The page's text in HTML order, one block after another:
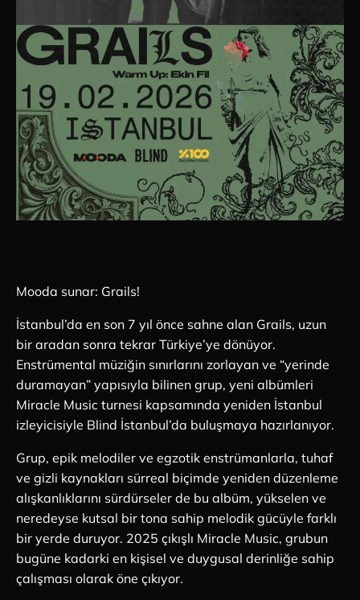
Mooda sunar: Grails!
İstanbul’da en son 7 yıl önce sahne alan Grails, uzun
bir aradan sonra tekrar Türkiye’ye dönüyor.
Enstrümental müziğin sınırlarını zorlayan ve “yerinde
duramayan” yapısıyla bilinen grup, yeni albümleri
Miracle Music turnesi kapsamında yeniden İstanbul
izleyicisiyle Blind İstanbul’da buluşmaya hazırlanıyor.
Grup, epik melodiler ve egzotik enstrümanlarla, tuhaf
ve gizli kaynakları sürreal biçimde yeniden düzenleme
alışkanlıklarını sürdürseler de bu albüm, yükselen ve
neredeyse kutsal bir tona sahip melodik gücüyle farklı
bir yerde duruyor. 2025 çıkışlı Miracle Music, grubun
bugüne kadarki en kişisel ve duygusal derinliğe sahip
çalışması olarak öne çıkıyor.